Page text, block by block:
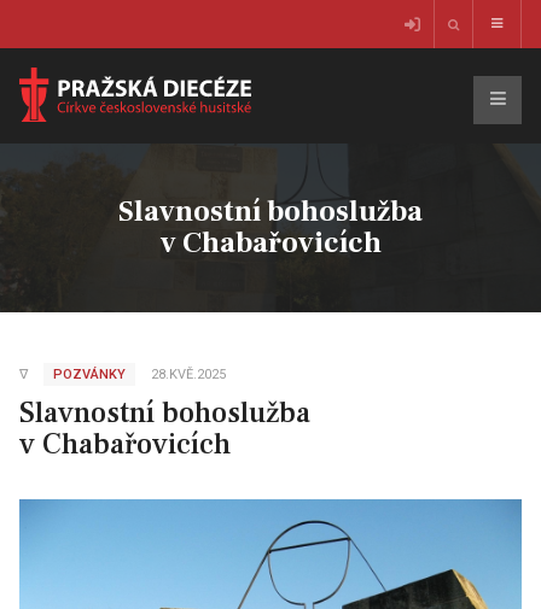
Slavnostní bohoslužba
v Chabařovicích
∇ POZVÁNKY 28.KVĚ.2025
Slavnostní bohoslužba
v Chabařovicích